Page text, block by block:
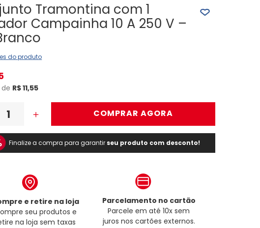
Tramontina com 1
Campainha 10 A 250 V –
do produto
de R$11,55
＋ COMPRAR AGORA
Finalize a compra para garantir seu produto com desconto!
e retire na loja
seu produtos e
na loja sem taxas
Parcelamento no cartão
Parcele em até 10x sem
juros nos cartões externos.